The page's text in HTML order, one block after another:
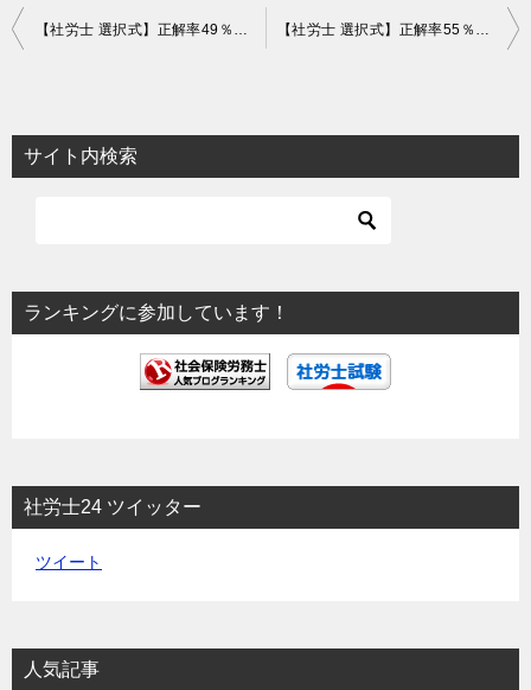
投
ビ
ゲ
ョ
ン
サイト内検索
ランキングに参加しています！
社労士24 ツイッター
ツイート
人気記事